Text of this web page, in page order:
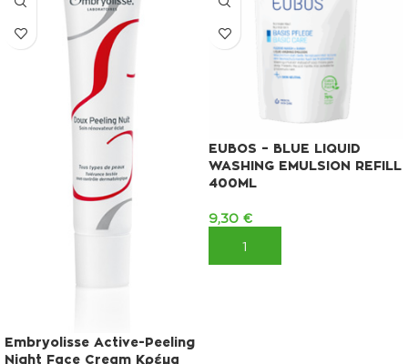
Embryolisse Active-Peeling
Night Face Cream Κρέμα
EUBOS – BLUE LIQUID
WASHING EMULSION REFILL
400ML
9,30 €
ΠΡΟΣΘΉΚΗ ΣΤΟ ΚΑΛΆΘΙ